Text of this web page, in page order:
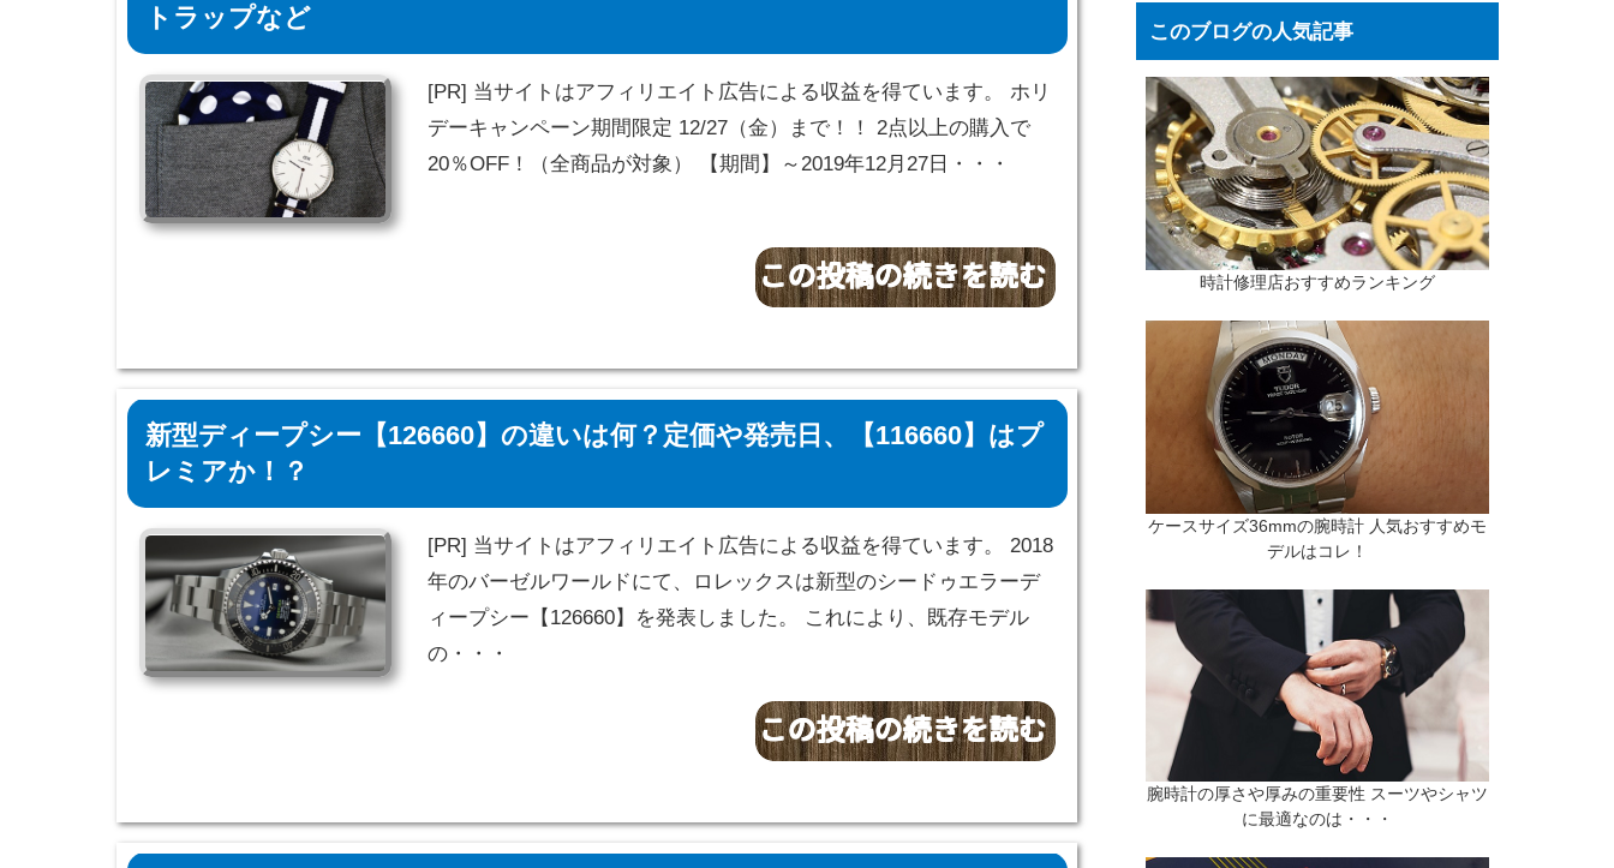
トラップなど
[PR] 当サイトはアフィリエイト広告による収益を得ています。 ホリ
デーキャンペーン期間限定 12/27（金）まで！！ 2点以上の購入で
20％OFF！（全商品が対象） 【期間】～2019年12月27日・・・
新型ディープシー【126660】の違いは何？定価や発売日、【116660】はプ
レミアか！？
[PR] 当サイトはアフィリエイト広告による収益を得ています。 2018
年のバーゼルワールドにて、ロレックスは新型のシードゥエラーデ
ィープシー【126660】を発表しました。 これにより、既存モデル
の・・・
このブログの人気記事
時計修理店おすすめランキング
ケースサイズ36mmの腕時計 人気おすすめモ
デルはコレ！
腕時計の厚さや厚みの重要性 スーツやシャツ
に最適なのは・・・